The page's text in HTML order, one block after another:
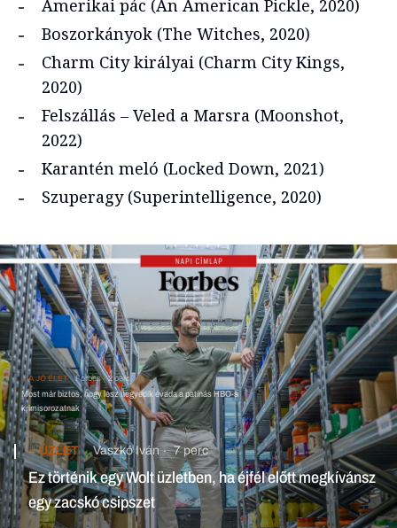
Amerikai pác (An American Pickle, 2020)
Boszorkányok (The Witches, 2020)
Charm City királyai (Charm City Kings,
2020)
Felszállás – Veled a Marsra (Moonshot,
2022)
Karantén meló (Locked Down, 2021)
Szuperagy (Superintelligence, 2020)
A JÓ ÉLET Forbes 2 perc
Most már biztos, hogy lesz negyedik évada a patinás HBO-s
krimisorozatnak
ÜZLET Vaszkó Iván 7 perc
Ez történik egy Wolt üzletben, ha éjfél előtt megkívánsz
egy zacskó csipszet